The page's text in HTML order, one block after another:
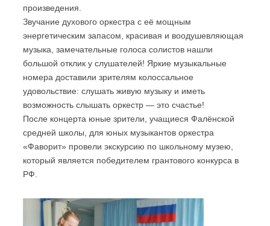
произведения.
Звучание духового оркестра с её мощным
энергетическим запасом, красивая и воодушевляющая
музыка, замечательные голоса солистов нашли
большой отклик у слушателей! Яркие музыкальные
номера доставили зрителям колоссальное
удовольствие: слушать живую музыку и иметь
возможность слышать оркестр — это счастье!
После концерта юные зрители, учащиеся Фалёнской
средней школы, для юных музыкантов оркестра
«Фаворит» провели экскурсию по школьному музею,
который является победителем грантового конкурса в
РФ.